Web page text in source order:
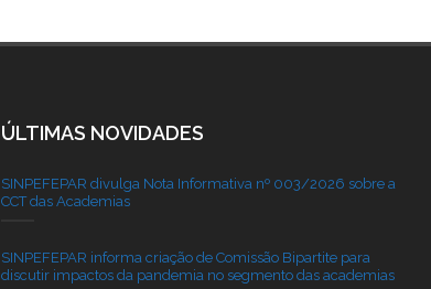
ÚLTIMAS NOVIDADES
SINPEFEPAR divulga Nota Informativa nº 003/2026 sobre a
CCT das Academias
SINPEFEPAR informa criação de Comissão Bipartite para
discutir impactos da pandemia no segmento das academias